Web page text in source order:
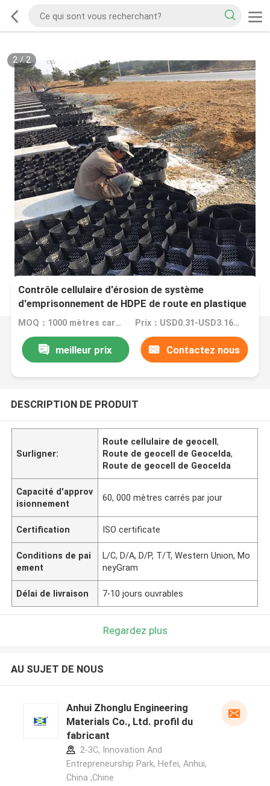
2/2
Contrôle cellulaire d'érosion de système
d'emprisonnement de HDPE de route en plastique
de Geocelda Geocell
MOQ：1000 mètres carrés Prix：USD0.31-USD3.16 per square meter
meilleur prix Contactez nous
DESCRIPTION DE PRODUIT
Surligner:
Route cellulaire de geocell,
Route de geocell de Geocelda,
Route de geocell de Geocelda
Capacité d'approv
isionnement
60, 000 mètres carrés par jour
Certification ISO certificate
Conditions de pai
ement
L/C, D/A, D/P, T/T, Western Union, Mo
neyGram
Délai de livraison 7-10 jours ouvrables
Regardez plus
AU SUJET DE NOUS
Anhui Zhonglu Engineering
Materials Co., Ltd. profil du
fabricant
2-3C, Innovation And
Entrepreneurship Park, Hefei, Anhui,
China ,Chine